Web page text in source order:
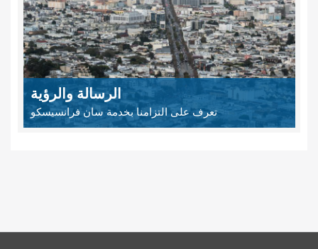
الرسالة والرؤية
تعرف على التزامنا بخدمة سان فرانسيسكو